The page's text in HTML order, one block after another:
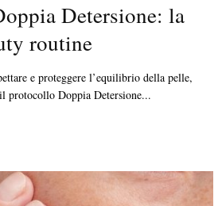
Detersione: la
routine
e proteggere l’equilibrio della pelle,
protocollo Doppia Detersione...